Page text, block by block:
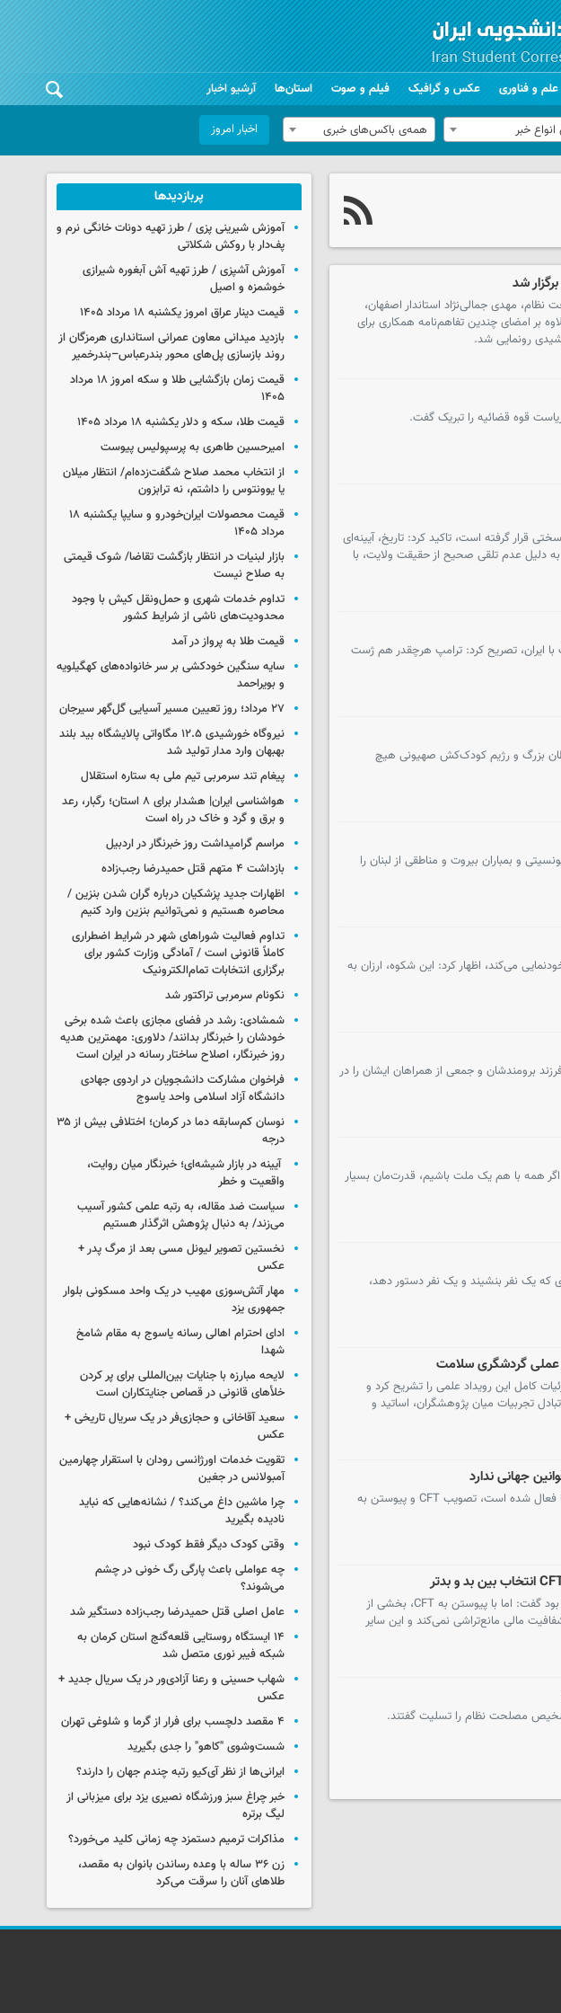
علم و فناوری عکس و گرافیک فیلم و صوت استان‌ها آرشیو اخبار
خبر همه‌ی باکس‌های خبری اخبار امروز
شد
مهدی جمالی‌نژاد استاندار اصفهان،
بر امضای چندین تفاهم‌نامه همکاری برای
رونمایی شد.
قوه قضائیه را تبریک گفت.
گرفته است، تاکید کرد: تاریخ، آیینه‌ای
دلیل عدم تلقی صحیح از حقیقت ولایت، با
ایران، تصریح کرد: ترامپ هرچقدر هم ژست
بزرگ و رژیم کودک‌کش صهیونی هیچ
و بمباران بیروت و مناطقی از لبنان را
می‌کند، اظهار کرد: این شکوه، ارزان به
برومندشان و جمعی از همراهان ایشان را در
اگر همه با هم یک ملت باشیم، قدرت‌مان بسیار
که یک نفر بنشیند و یک نفر دستور دهد،‌
عملی گردشگری سلامت
کامل این رویداد علمی را تشریح کرد و
تجربیات میان پژوهشگران، اساتید و
مشاور رئیس جمهور در امور همکاری های اقتصادی، تاکید کرد: در شرایط فعلی که اسنپ بک علیه ما فعال شده است، تصویب CFT و پیوستن به
فعال سیاسی اصول‌گرا با بیان این‌که نمی‌توان نسبت به خروج ایران از لیست سیاه FATF خوش‌بین بود گفت: اما با پیوستن به CFT، بخشی از
مالی مانع‌تراشی نمی‌کند و این سایر
مصلحت نظام را تسلیت گفتند.
پربازدیدها
آموزش شیرینی پزی / طرز تهیه دونات خانگی نرم و
پف‌دار با روکش شکلاتی
آموزش آشپزی / طرز تهیه آش آبغوره شیرازی
خوشمزه و اصیل
قیمت دینار عراق امروز یکشنبه ۱۸ مرداد ۱۴۰۵
بازدید میدانی معاون عمرانی استانداری هرمزگان از
روند بازسازی پل‌های محور بندرعباس–بندرخمیر
قیمت زمان بازگشایی طلا و سکه امروز ۱۸ مرداد
۱۴۰۵
قیمت طلا، سکه و دلار یکشنبه ۱۸ مرداد ۱۴۰۵
امیرحسین طاهری به پرسپولیس پیوست
از انتخاب محمد صلاح شگفت‌زده‌ام/ انتظار میلان
یا یوونتوس را داشتم، نه ترابزون
قیمت محصولات ایران‌خودرو و سایپا یکشنبه ۱۸
مرداد ۱۴۰۵
بازار لبنیات در انتظار بازگشت تقاضا/ شوک قیمتی
به صلاح نیست
تداوم خدمات شهری و حمل‌ونقل کیش با وجود
محدودیت‌های ناشی از شرایط کشور
قیمت طلا به پرواز در آمد
سایه سنگین خودکشی بر سر خانواده‌های کهگیلویه
و بویراحمد
۲۷ مرداد؛ روز تعیین مسیر آسیایی گل‌گهر سیرجان
نیروگاه خورشیدی ۱۲.۵ مگاواتی پالایشگاه بید بلند
بهبهان وارد مدار تولید شد
پیغام تند سرمربی تیم ملی به ستاره استقلال
هواشناسی ایران| هشدار برای ۸ استان؛ رگبار، رعد
و برق و گرد و خاک در راه است
مراسم گرامیداشت روز خبرنگار در اردبیل
بازداشت ۴ متهم قتل حمیدرضا رجب‌زاده
اظهارات جدید پزشکیان درباره گران شدن بنزین /
محاصره هستیم و نمی‌توانیم بنزین وارد کنیم
تداوم فعالیت شوراهای شهر در شرایط اضطراری
کاملاً قانونی است / آمادگی وزارت کشور برای
برگزاری انتخابات تمام‌الکترونیک
نکونام سرمربی تراکتور شد
شمشادی: رشد در فضای مجازی باعث شده برخی
خودشان را خبرنگار بدانند/ دلاوری: مهمترین هدیه‌
روز خبرنگار، اصلاح ساختار رسانه در ایران است
فراخوان مشارکت دانشجویان در اردوی جهادی
دانشگاه آزاد اسلامی واحد یاسوج
نوسان کم‌سابقه دما در کرمان؛ اختلافی بیش از ۳۵
درجه
آیینه در بازار شیشه‌ای؛ خبرنگار میان روایت،
واقعیت و خطر
سیاست ضد مقاله، به رتبه علمی کشور آسیب
می‌زند/ به دنبال پژوهش اثرگذار هستیم
نخستین تصویر لیونل مسی بعد از مرگ پدر +
عکس
مهار آتش‌سوزی مهیب در یک واحد مسکونی بلوار
جمهوری یزد
ادای احترام اهالی رسانه یاسوج به مقام شامخ
شهدا
لایحه مبارزه با جنایات بین‌المللی برای پر کردن
خلأهای قانونی در قصاص جنایتکاران است
سعید آقاخانی و حجازی‌فر در یک سریال تاریخی +
عکس
تقویت خدمات اورژانسی رودان با استقرار چهارمین
آمبولانس در جغین
چرا ماشین داغ می‌کند؟ / نشانه‌هایی که نباید
نادیده بگیرید
وقتی کودک دیگر فقط کودک نبود
چه عواملی باعث پارگی رگ خونی در چشم
می‌شوند؟
عامل اصلی قتل حمیدرضا رجب‌زاده دستگیر شد
۱۴ ایستگاه روستایی قلعه‌گنج استان کرمان به
شبکه فیبر نوری متصل شد
شهاب حسینی و رعنا آزادی‌ور در یک سریال جدید +
عکس
۴ مقصد دلچسب برای فرار از گرما و شلوغی تهران
شست‌وشوی "کاهو" را جدی بگیرید
ایرانی‌ها از نظر آی‌کیو رتبه چندم جهان را دارند؟
خبر چراغ سبز ورزشگاه نصیری یزد برای میزبانی از
لیگ برتره
مذاکرات ترمیم دستمزد چه زمانی کلید می‌خورد؟
زن ۳۶ ساله با وعده رساندن بانوان به مقصد،
طلاهای آنان را سرقت می‌کرد